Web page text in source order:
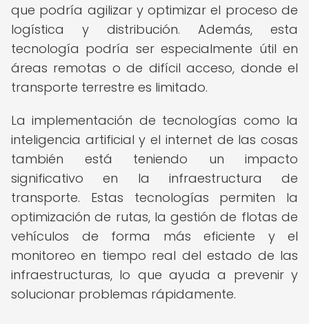
que podría agilizar y optimizar el proceso de
logística y distribución. Además, esta
tecnología podría ser especialmente útil en
áreas remotas o de difícil acceso, donde el
transporte terrestre es limitado.
La implementación de tecnologías como la
inteligencia artificial y el internet de las cosas
también está teniendo un impacto
significativo en la infraestructura de
transporte. Estas tecnologías permiten la
optimización de rutas, la gestión de flotas de
vehículos de forma más eficiente y el
monitoreo en tiempo real del estado de las
infraestructuras, lo que ayuda a prevenir y
solucionar problemas rápidamente.